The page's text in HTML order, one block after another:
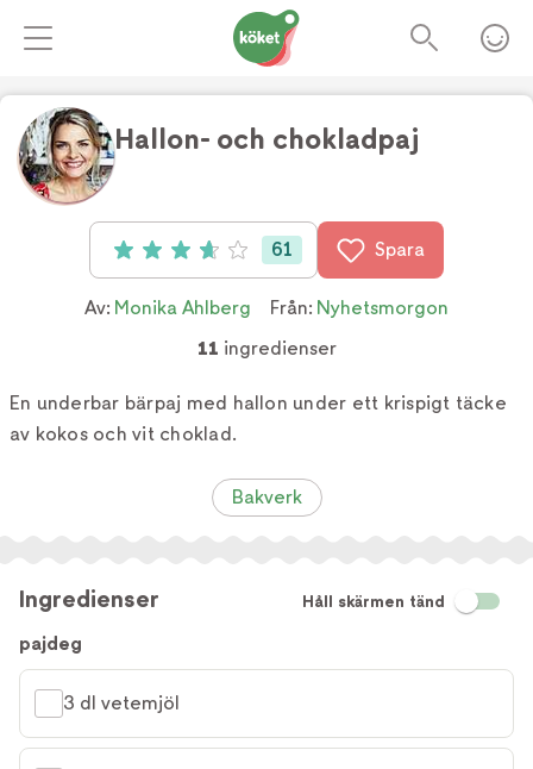
Hallon- och chokladpaj
Betyg: 3.7 av 5 (61 röster)
61 Spara
Av: Monika Ahlberg Från: Nyhetsmorgon
11 ingredienser
En underbar bärpaj med hallon under ett krispigt täcke
av kokos och vit choklad.
Bakverk
Ingredienser Håll skärmen tänd
pajdeg
3 dl vetemjöl